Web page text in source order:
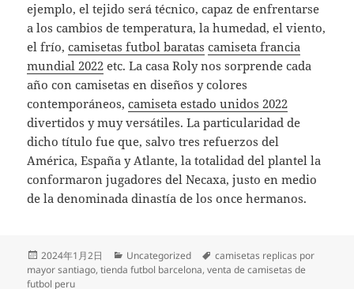
ejemplo, el tejido será técnico, capaz de enfrentarse
a los cambios de temperatura, la humedad, el viento,
el frío,camisetas futbol baratas camiseta francia
mundial 2022 etc. La casa Roly nos sorprende cada
año con camisetas en diseños y colores
contemporáneos,camiseta estado unidos 2022
divertidos y muy versátiles. La particularidad de
dicho título fue que, salvo tres refuerzos del
América, España y Atlante, la totalidad del plantel la
conformaron jugadores del Necaxa, justo en medio
de la denominada dinastía de los once hermanos.
Publicado
el
2024年1月2日 Categorías
Uncategorized Etiquetas
camisetas replicas por
mayor santiago,tienda futbol barcelona,venta de camisetas de
futbol peru